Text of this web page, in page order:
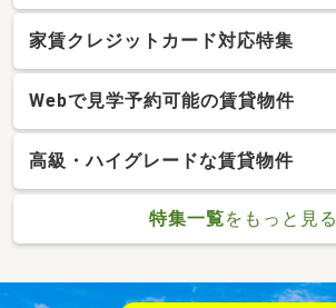
家賃クレジットカード対応特集
Webで見学予約可能の賃貸物件
高級・ハイグレードな賃貸物件
特集一覧をもっと見る